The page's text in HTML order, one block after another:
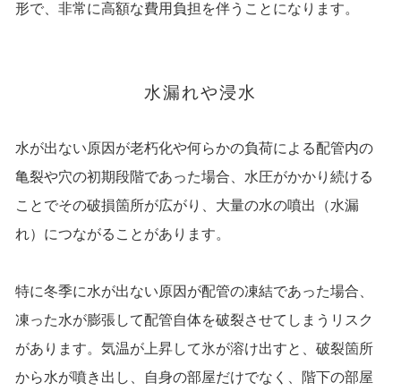
形で、非常に高額な費用負担を伴うことになります。
水漏れや浸水
水が出ない原因が老朽化や何らかの負荷による配管内の
亀裂や穴の初期段階であった場合、水圧がかかり続ける
ことでその破損箇所が広がり、大量の水の噴出（水漏
れ）につながることがあります。
特に冬季に水が出ない原因が配管の凍結であった場合、
凍った水が膨張して配管自体を破裂させてしまうリスク
があります。気温が上昇して氷が溶け出すと、破裂箇所
から水が噴き出し、自身の部屋だけでなく、階下の部屋